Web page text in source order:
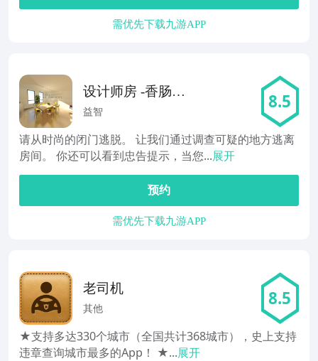
需优先下载九游APP
设计师房 -香肠版
本-
益智 8.5
请从时尚的闭门逃脱。 让我们通过调查可疑的地方逃离
房间。 你还可以看到忠告提示，当您...展开
预约
需优先下载九游APP
老司机
其他 8.5
★支持多达330个城市（全国共计368城市），史上支持
违章查询城市最多的App！ ★...展开